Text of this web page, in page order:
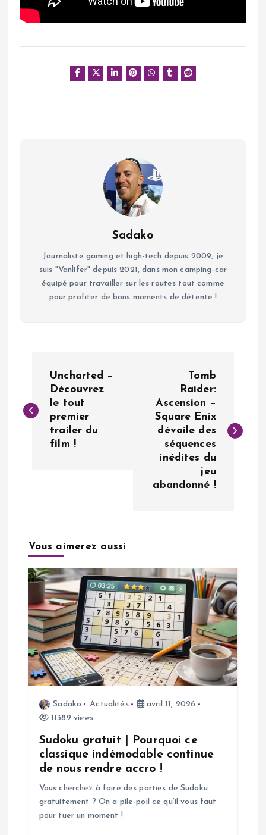
Sadako
Journaliste gaming et high-tech depuis 2009, je
suis "Vanlifer" depuis 2021, dans mon camping-car
équipé pour travailler sur les routes tout comme
pour profiter de bons moments de détente !
v
t
o
n
d
e
Uncharted –
Découvrez
le tout
premier
trailer du
film !
Tomb
Raider:
Ascension –
Square Enix
dévoile des
séquences
inédites du
jeu
abandonné !
Vous aimerez aussi
Sadako Actualités
avril 11, 2026
11389 views
Sudoku gratuit | Pourquoi ce
classique indémodable continue
de nous rendre accro !
Vous cherchez à faire des parties de Sudoku
gratuitement ? On a pile-poil ce qu’il vous faut
pour tuer un moment !